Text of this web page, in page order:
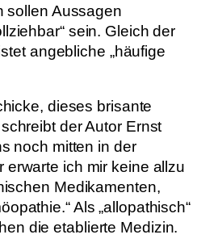
sollen Aussagen
sein. Gleich der
angebliche „häufige
dieses brisante
der Autor Ernst
noch mitten in der
erwarte ich mir keine allzu
Medikamenten,
Als „allopathisch“
die etablierte Medizin.